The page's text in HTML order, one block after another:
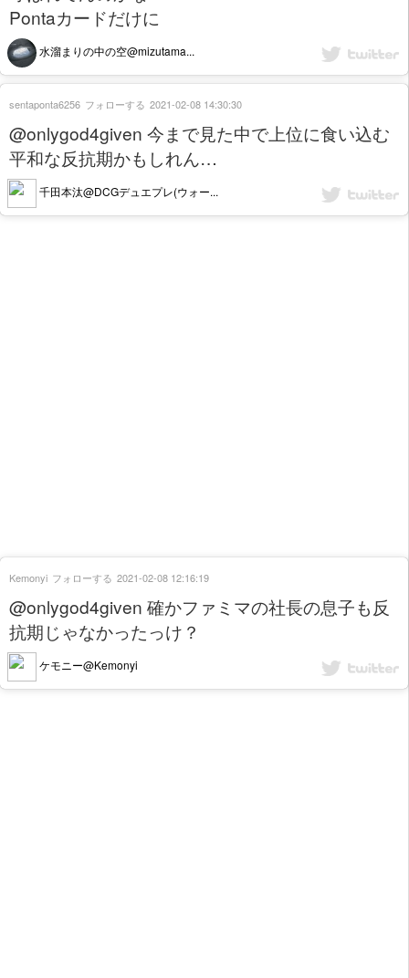
Pontaカードだけに
水溜まりの中の空@mizutama...
@onlygod4given 今まで見た中で上位に食い込む
平和な反抗期かもしれん…
千田本汰@DCGデュエプレ(ウォー...
sentaponta6256 フォローする 2021-02-08 14:30:30
@onlygod4given 確かファミマの社長の息子も反
抗期じゃなかったっけ？
ケモニー@Kemonyi
Kemonyi フォローする 2021-02-08 12:16:19